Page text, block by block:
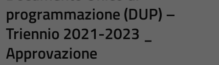
programmazione (DUP) –
Triennio 2021-2023 _
Approvazione